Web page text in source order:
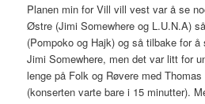
Planen min for Vill vill vest var å se
Østre (Jimi Somewhere og L.U.N.A)
(Pompoko og Hajk) og så tilbake for
Jimi Somewhere, men det var litt for
lenge på Folk og Røvere med
(konserten varte bare i 15 minutter).